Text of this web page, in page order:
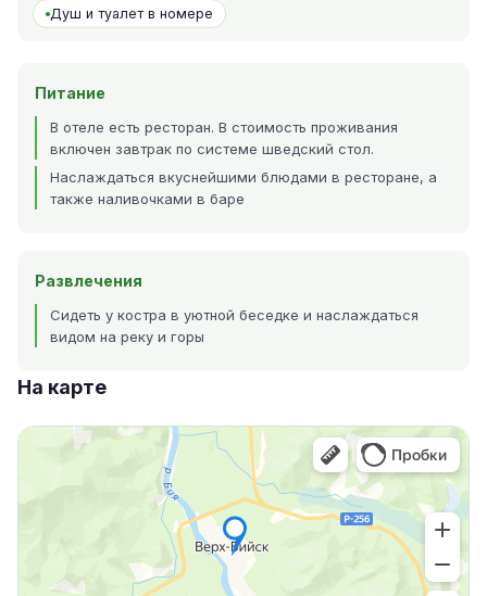
Душ и туалет в номере
Питание
В отеле есть ресторан. В стоимость проживания
включен завтрак по системе шведский стол.
Наслаждаться вкуснейшими блюдами в ресторане, а
также наливочками в баре
Развлечения
Сидеть у костра в уютной беседке и наслаждаться
видом на реку и горы
На карте